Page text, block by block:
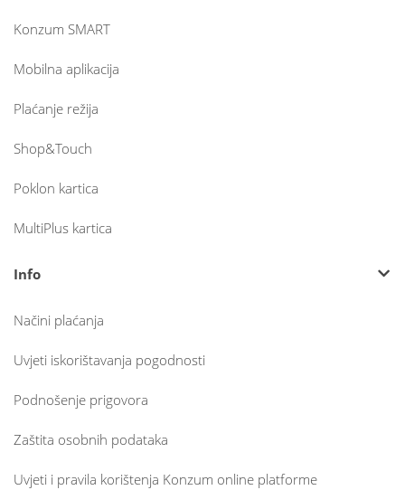
Konzum SMART
Mobilna aplikacija
Plaćanje režija
Shop&Touch
Poklon kartica
MultiPlus kartica
Info
Načini plaćanja
Uvjeti iskorištavanja pogodnosti
Podnošenje prigovora
Zaštita osobnih podataka
Uvjeti i pravila korištenja Konzum online platforme